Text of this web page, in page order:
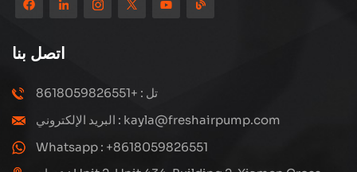
ونظام خدمة فعال بعد البيع ، نحن نستكشف دائمًا ودراسة كيفية ترقية
منتجاتنا باستمرار من خلال الابتكار لتلبية الاحتياجات المتزايدة للعملاء.
التركيز الأساسي للشركة على إنتاج وتصنيع الضواغط عالية الضغط ،
تصميمها الهيكلي هو علمي ومعقول ، لضمان الأداء الفعال للمنتجات.
اتصل بنا
تل : +8618059826551
البريد الإلكتروني : kayla@freshairpump.com
Whatsapp : +8618059826551